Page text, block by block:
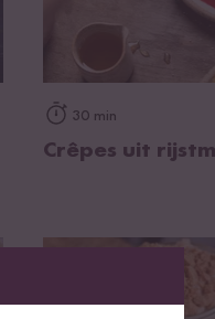
30 min
Crêpes uit